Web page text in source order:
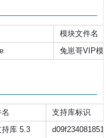
模块文件名
兔崽哥VIP模
支持库标识
持库 5.3